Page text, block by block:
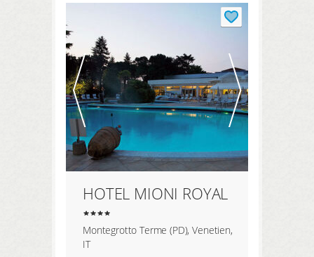
ÎNREGISTREAZĂ-TE AICI
HOTEL MIONI ROYAL
Montegrotto Terme (PD), Venetien,
IT